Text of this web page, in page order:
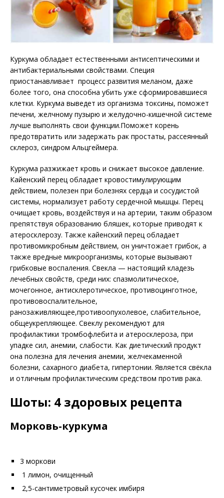
Куркума обладает естественными антисептическими и
антибактериальными свойствами. Специя
приостанавливает процесс развития меланом, даже
более того, она способна убить уже сформировавшиеся
клетки. Куркума выведет из организма токсины, поможет
печени, желчному пузырю и желудочно-кишечной системе
лучше выполнять свои функции.Поможет корень
предотвратить или задержать рак простаты, рассеянный
склероз, синдром Альцгеймера.
Куркума разжижает кровь и снижает высокое давление.
Кайенский перец обладает кровостимулирующим
действием, полезен при болезнях сердца и сосудистой
системы, нормализует работу сердечной мышцы. Перец
очищает кровь, воздействуя и на артерии, таким образом
препятствуя образованию бляшек, которые приводят к
атеросклерозу. Также кайенский перец обладает
противомикробным действием, он уничтожает грибок, а
также вредные микроорганизмы, которые вызывают
грибковые воспаления. Свекла — настоящий кладезь
лечебных свойств, среди них: спазмолитическое,
мочегонное, антисклеротическое, противоцинготное,
противовоспалительное,
ранозаживляющее,противоопухолевое, слабительное,
общеукрепляющее. Свеклу рекомендуют для
профилактики тромбофлебита и атеросклероза, при
упадке сил, анемии, слабости. Как диетический продукт
она полезна для лечения анемии, желчекаменной
болезни, сахарного диабета, гипертонии. Является свёкла
и отличным профилактическим средством против рака.
Шоты: 4 здоровых рецепта
Морковь-куркума
3 моркови
1 лимон, очищенный
2,5-сантиметровый кусочек имбиря